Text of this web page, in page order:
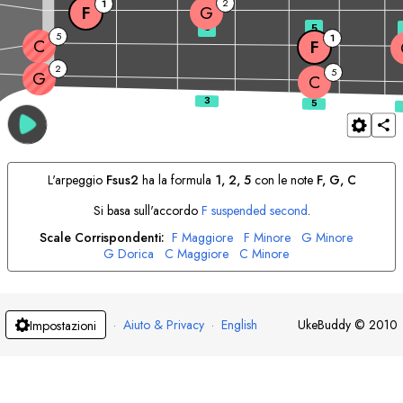
G 2
C 5
C 5 F 1
F 1 G
3 5
L'arpeggio Fsus2 ha la formula 1, 2, 5con le note F, G, C
Si basa sull'accordo F suspended second.
Scale Corrispondenti: F Maggiore F Minore G Minore
G Dorica C Maggiore C Minore
Impostazioni · Aiuto & Privacy · English UkeBuddy © 2010